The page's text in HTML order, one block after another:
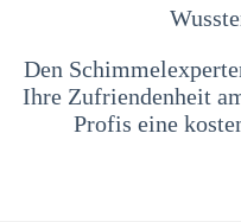
Den
Ihre Zufriendenheit
Profis eine